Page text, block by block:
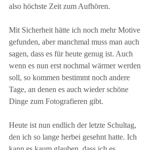
also höchste Zeit zum Aufhören.
Mit Sicherheit hätte ich noch mehr Motive
gefunden, aber manchmal muss man auch
sagen, dass es für heute genug ist. Auch
wenn es nun erst nochmal wärmer werden
soll, so kommen bestimmt noch andere
Tage, an denen es auch wieder schöne
Dinge zum Fotografieren gibt.
Heute ist nun endlich der letzte Schultag,
den ich so lange herbei gesehnt hatte. Ich